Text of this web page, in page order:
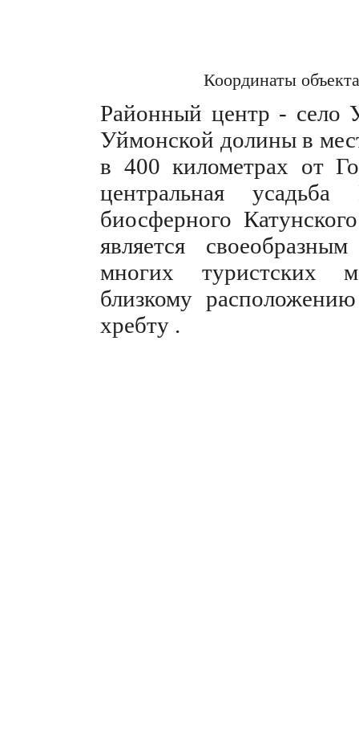
Координаты
Районный центр - село
Уймонской долины в
в 400 километрах от
центральная усадьба
биосферного
является
многих туристских
близкому
хребту .